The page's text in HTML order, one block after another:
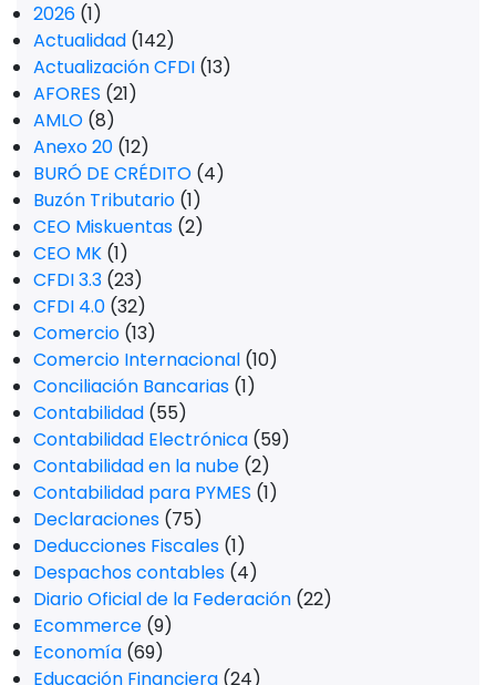
2026 (1)
Actualidad (142)
Actualización CFDI (13)
AFORES (21)
AMLO (8)
Anexo 20 (12)
BURÓ DE CRÉDITO (4)
Buzón Tributario (1)
CEO Miskuentas (2)
CEO MK (1)
CFDI 3.3 (23)
CFDI 4.0 (32)
Comercio (13)
Comercio Internacional (10)
Conciliación Bancarias (1)
Contabilidad (55)
Contabilidad Electrónica (59)
Contabilidad en la nube (2)
Contabilidad para PYMES (1)
Declaraciones (75)
Deducciones Fiscales (1)
Despachos contables (4)
Diario Oficial de la Federación (22)
Ecommerce (9)
Economía (69)
Educación Financiera (24)